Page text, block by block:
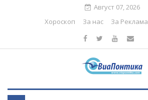
Август 07, 2026
Хороскоп
За нас За Реклама